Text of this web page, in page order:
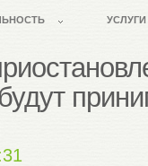
УСЛУГИ